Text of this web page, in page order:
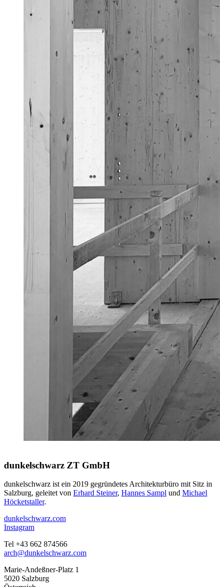
dunkelschwarz ZT GmbH
dunkelschwarz ist ein 2019 gegründetes Architekturbüro mit Sitz in
Salzburg, geleitet von Erhard Steiner, Hannes Sampl und Michael
Höcketstaller.
dunkelschwarz.com
Instagram
Tel +43 662 874566
arch@dunkelschwarz.com
Marie-Andeßner-Platz 1
5020 Salzburg